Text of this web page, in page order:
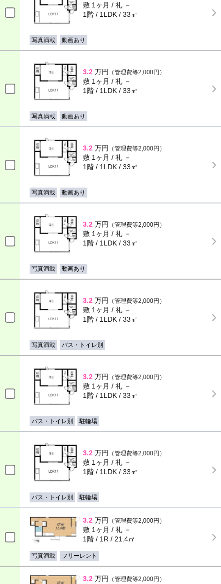
敷 1ヶ月 / 礼 －
1階 / 1LDK / 33㎡
写真満載 動画あり
3.2 万円 （管理費等2,000円）
敷 1ヶ月 / 礼 －
1階 / 1LDK / 33㎡
写真満載 動画あり
3.2 万円 （管理費等2,000円）
敷 1ヶ月 / 礼 －
1階 / 1LDK / 33㎡
写真満載 動画あり
3.2 万円 （管理費等2,000円）
敷 1ヶ月 / 礼 －
1階 / 1LDK / 33㎡
写真満載 動画あり
3.2 万円 （管理費等2,000円）
敷 1ヶ月 / 礼 －
1階 / 1LDK / 33㎡
写真満載 バス・トイレ別
3.2 万円 （管理費等2,000円）
敷 1ヶ月 / 礼 －
1階 / 1LDK / 33㎡
バス・トイレ別 駐輪場
3.2 万円 （管理費等2,000円）
敷 1ヶ月 / 礼 －
1階 / 1LDK / 33㎡
バス・トイレ別 駐輪場
3.2 万円 （管理費等2,000円）
敷 1ヶ月 / 礼 －
1階 / 1R / 21.4㎡
写真満載 フリーレント
3.2 万円 （管理費等2,000円）